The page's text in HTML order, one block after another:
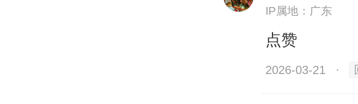
IP属地：广东
点赞
2026-03-21 ·